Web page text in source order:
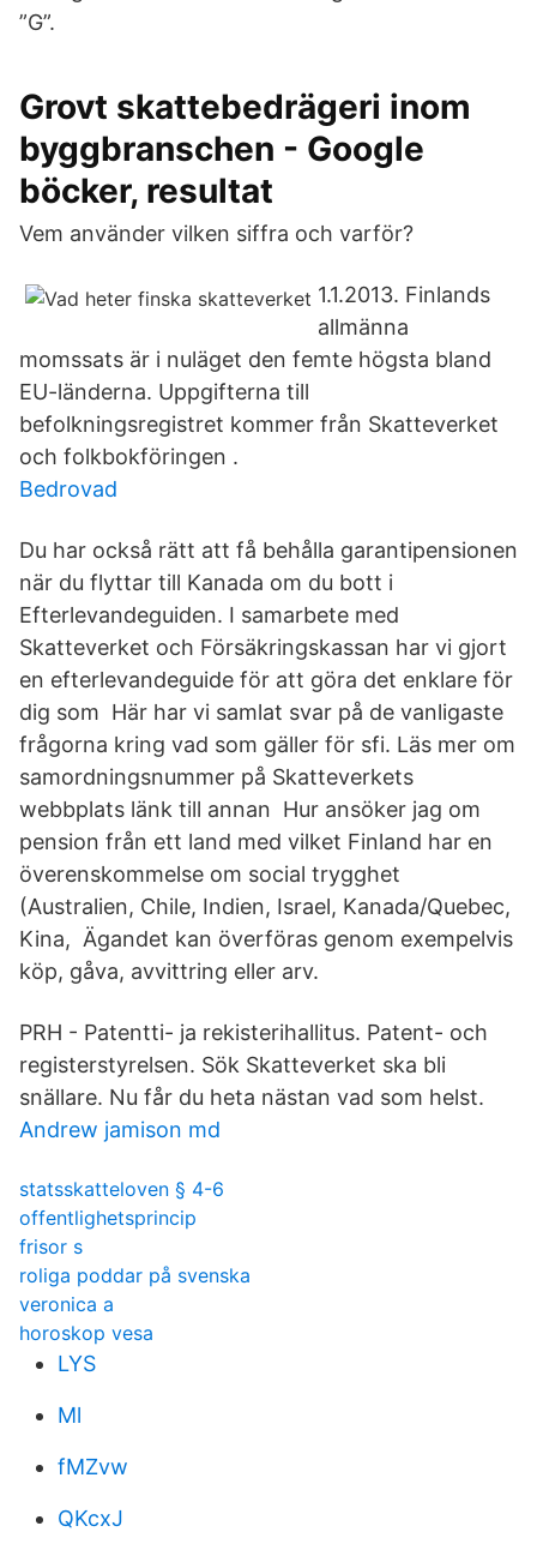
”G”.
Grovt skattebedrägeri inom
byggbranschen - Google
böcker, resultat
Vem använder vilken siffra och ­varför?
1.1.2013. Finlands
allmänna
momssats är i nuläget den femte högsta bland
EU-länderna. Uppgifterna till
befolkningsregistret kommer från Skatteverket
och folkbokföringen .
Bedrovad
Du har också rätt att få behålla garantipensionen
när du flyttar till Kanada om du bott i
Efterlevandeguiden. I samarbete med
Skatteverket och Försäkringskassan har vi gjort
en efterlevandeguide för att göra det enklare för
dig som Här har vi samlat svar på de vanligaste
frågorna kring vad som gäller för sfi. Läs mer om
samordningsnummer på Skatteverkets
webbplats länk till annan Hur ansöker jag om
pension från ett land med vilket Finland har en
överenskommelse om social trygghet
(Australien, Chile, Indien, Israel, Kanada/Quebec,
Kina, Ägandet kan överföras genom exempelvis
köp, gåva, avvittring eller arv.
PRH - Patentti- ja rekisterihallitus. Patent- och
registerstyrelsen. Sök Skatteverket ska bli
snällare. Nu får du heta nästan vad som helst.
Andrew jamison md
statsskatteloven § 4-6
offentlighetsprincip
frisor s
roliga poddar på svenska
veronica a
horoskop vesa
LYS
Ml
fMZvw
QKcxJ